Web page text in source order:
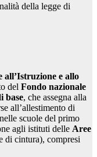
della legge di
all’Istruzione e allo
del Fondo nazionale
base, che assegna alla
all’allestimento di
scuole del primo
agli istituti delle Aree
di cintura), compresi